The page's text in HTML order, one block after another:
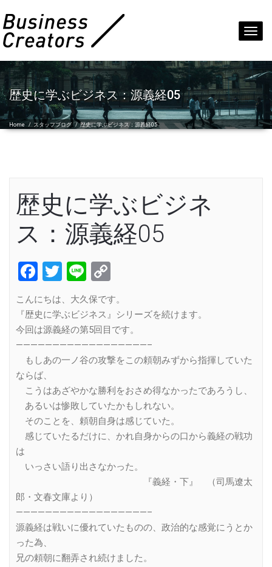
歴史に学ぶビジネス：源義経05
Home / スタッフブログ /歴史に学ぶビジネス：源義経05
歴史に学ぶビジネ
ス：源義経05
Facebook
Twitter
Line
Link
こんにちは、大久保です。
『歴史に学ぶビジネス』シリーズを続けます。
今回は源義経の第5回目です。
——————————————————–
もしあの一ノ谷の攻撃をこの頼朝みずから指揮していた
ならば、
こうはあざやかな勝利をおさめ得なかったであろうし、
あるいは惨敗していたかもしれない。
そのことを、頼朝自身は感じていた。
感じていたるだけに、かれ自身からの口から義経の戦功
は
いっさい語り出さなかった。
『義経・下』 （司馬遼太
郎・文春文庫より）
——————————————————–
源義経は戦いに優れていたものの、政治的な感覚にうとか
った為、
兄の頼朝に翻弄され続けました。